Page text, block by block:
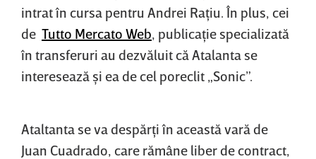
intrat în cursa pentru Andrei Raţiu. În plus, cei
de Tutto Mercato Web , publicaţie specializată
în transferuri au dezvăluit că Atalanta se
interesează şi ea de cel poreclit „Sonic”.
Ataltanta se va despărţi în această vară de
Juan Cuadrado, care rămâne liber de contract,